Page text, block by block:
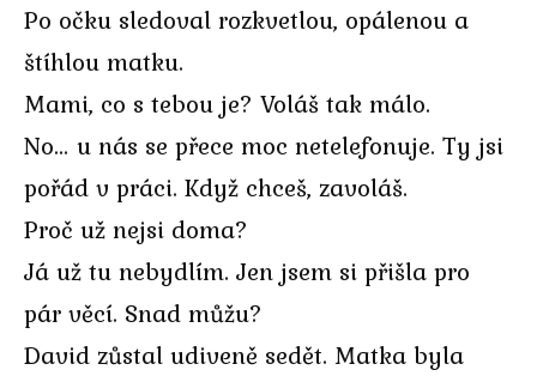
Po očku sledoval rozkvetlou, opálenou a
štíhlou matku.
Mami, co s tebou je? Voláš tak málo.
No… u nás se přece moc netelefonuje. Ty jsi
pořád v práci. Když chceš, zavoláš.
Proč už nejsi doma?
Já už tu nebydlím. Jen jsem si přišla pro
pár věcí. Snad můžu?
David zůstal udiveně sedět. Matka byla